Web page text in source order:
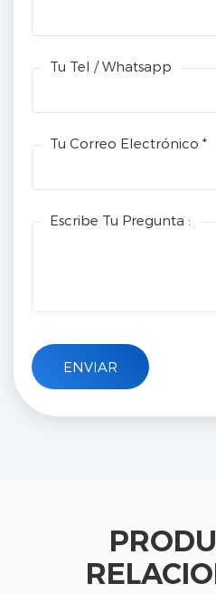
Tu Tel / Whatsapp
Tu Correo Electrónico *
Escribe Tu Pregunta :